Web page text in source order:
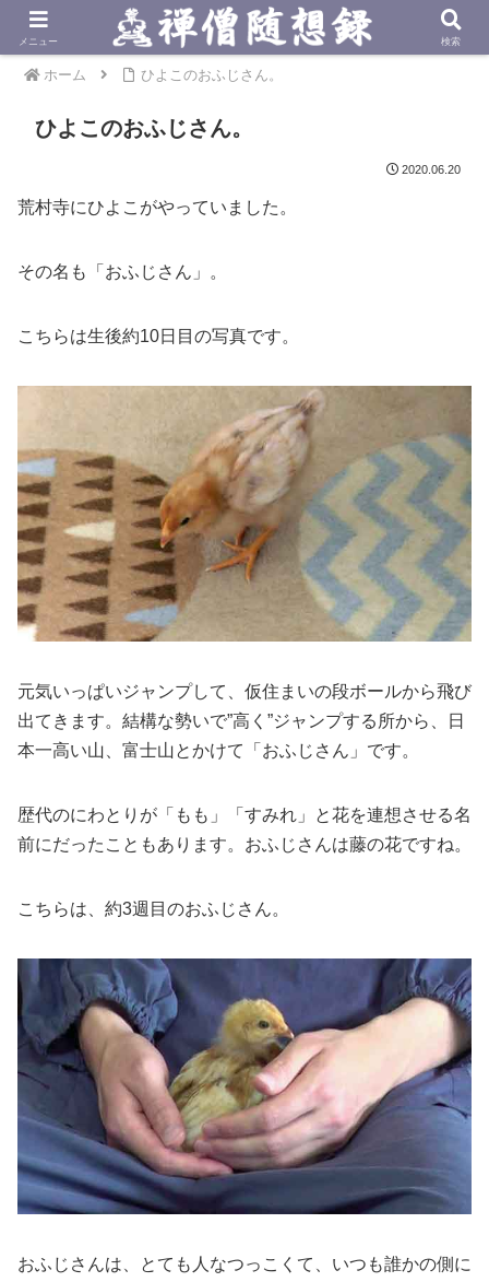
ホーム ひよこのおふじさん。
ひよこのおふじさん。
2020.06.20
荒村寺にひよこがやっていました。
その名も「おふじさん」。
こちらは生後約10日目の写真です。
元気いっぱいジャンプして、仮住まいの段ボールから飛び
出てきます。結構な勢いで”高く”ジャンプする所から、日
本一高い山、富士山とかけて「おふじさん」です。
歴代のにわとりが「もも」「すみれ」と花を連想させる名
前にだったこともあります。おふじさんは藤の花ですね。
こちらは、約3週目のおふじさん。
おふじさんは、とても人なつっこくて、いつも誰かの側に
メニュー 検索